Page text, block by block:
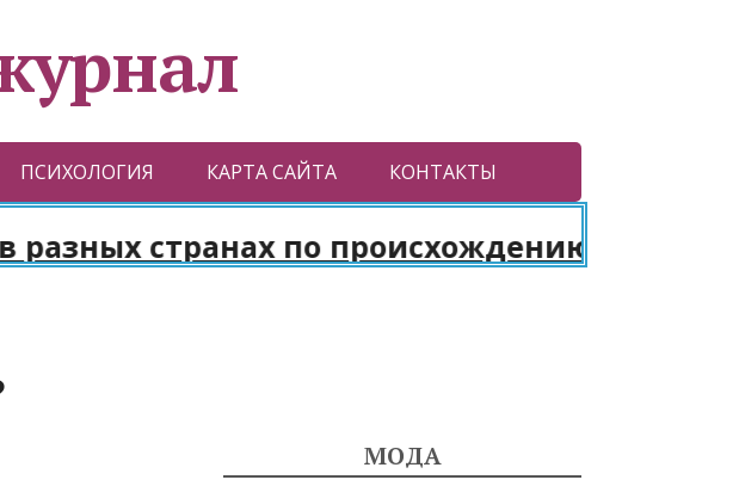
ПСИХОЛОГИЯ КАРТА САЙТА КОНТАКТЫ
странах по происхождению
МОДА